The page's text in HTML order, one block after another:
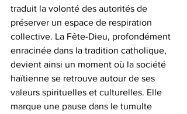
traduit la volonté des autorités de
préserver un espace de respiration
collective. La Fête-Dieu, profondément
enracinée dans la tradition catholique,
devient ainsi un moment où la société
haïtienne se retrouve autour de ses
valeurs spirituelles et culturelles. Elle
marque une pause dans le tumulte